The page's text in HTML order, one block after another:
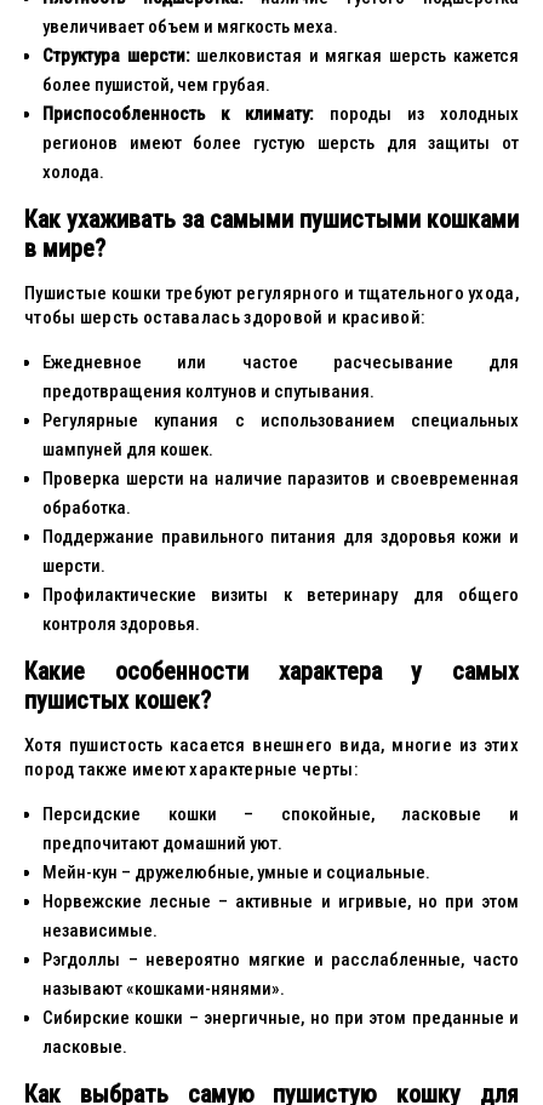
увеличивает объем и мягкость меха.
Структура шерсти:шелковистая и мягкая шерсть кажется
более пушистой, чем грубая.
Приспособленность к климату:породы из холодных
регионов имеют более густую шерсть для защиты от
холода.
Как ухаживать за самыми пушистыми кошками
в мире?
Пушистые кошки требуют регулярного и тщательного ухода,
чтобы шерсть оставалась здоровой и красивой:
Ежедневное или частое расчесывание для
предотвращения колтунов и спутывания.
Регулярные купания с использованием специальных
шампуней для кошек.
Проверка шерсти на наличие паразитов и своевременная
обработка.
Поддержание правильного питания для здоровья кожи и
шерсти.
Профилактические визиты к ветеринару для общего
контроля здоровья.
Какие особенности характера у самых
пушистых кошек?
Хотя пушистость касается внешнего вида, многие из этих
пород также имеют характерные черты:
Персидские кошки – спокойные, ласковые и
предпочитают домашний уют.
Мейн-кун – дружелюбные, умные и социальные.
Норвежские лесные – активные и игривые, но при этом
независимые.
Рэгдоллы – невероятно мягкие и расслабленные, часто
называют «кошками-нянями».
Сибирские кошки – энергичные, но при этом преданные и
ласковые.
Как выбрать самую пушистую кошку для